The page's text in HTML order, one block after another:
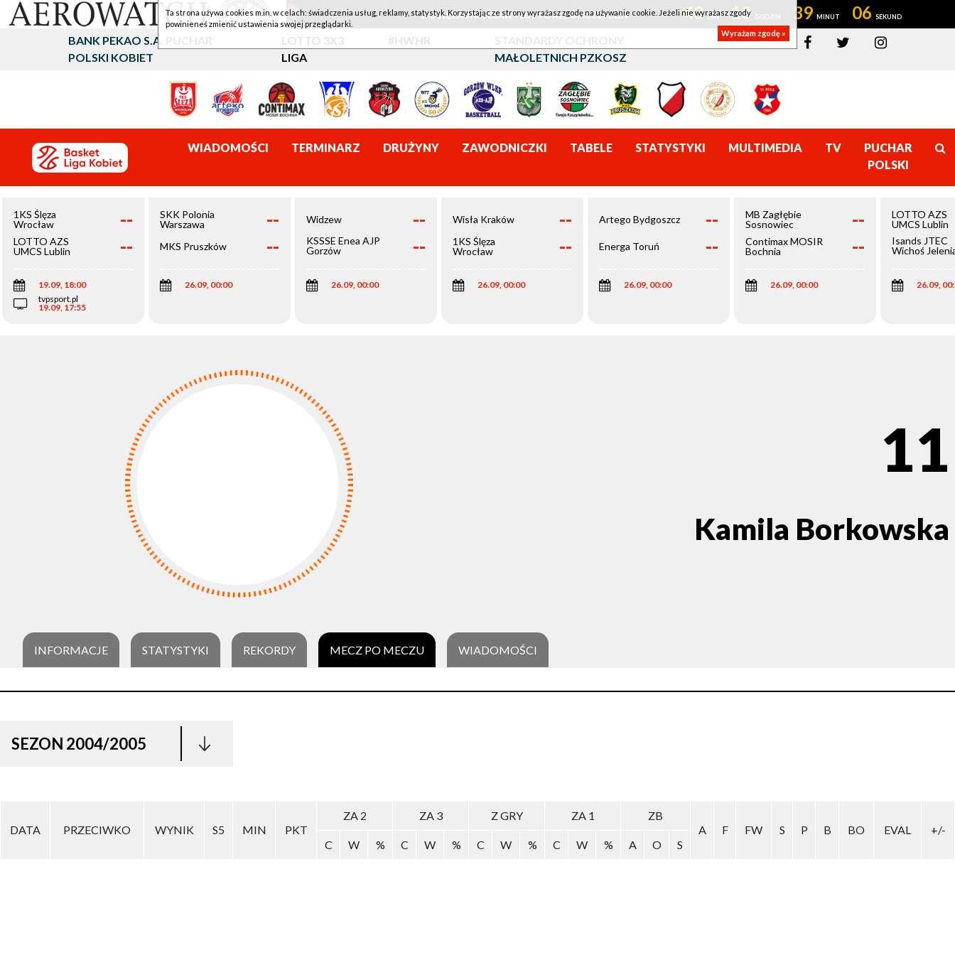
1KS ŚLĘZA WROCŁAW - LOTTO AZS UMCS LUBLIN 43 13 39 06
BANK PEKAO S.A. PUCHAR
POLSKI KOBIET
LOTTO 3X3
LIGA
#HWHR
STANDARDY OCHRONY
MAŁOLETNICH PZKOSZ
WIADOMOŚCI TERMINARZ DRUŻYNY ZAWODNICZKI TABELE STATYSTYKI MULTIMEDIA TV
PUCHAR
POLSKI
1KS Ślęza
Wrocław
--
LOTTO AZS
UMCS Lublin
--
19.09, 18:00
tvpsport.pl
19.09, 17:55
SKK Polonia
Warszawa
--
MKS Pruszków --
26.09, 00:00
Widzew --
KSSSE Enea AJP
Gorzów
--
26.09, 00:00
Wisła Kraków --
1KS Ślęza
Wrocław
--
26.09, 00:00
Artego Bydgoszcz --
Energa Toruń --
26.09, 00:00
MB Zagłębie
Sosnowiec
--
Contimax MOSIR
Bochnia
--
26.09, 00:00
LOTTO AZS
UMCS Lublin
Isands JTEC
Wichoś
26.09,
11
Kamila Borkowska
INFORMACJE STATYSTYKI REKORDY MECZ PO MECZU WIADOMOŚCI
SEZON 2004/2005
DATA PRZECIWKO WYNIK S5 MIN PKT
ZA 2 ZA 3 Z GRY ZA 1
ZB
A
F FW S P B BO EVAL
+/-
C
W % C W % C W % C W % A O S
Ta strona używa cookies m.in. w celach: świadczenia usług, reklamy, statystyk. Korzystając ze strony wyrażasz zgodę na używanie cookie. Jeżeli nie wyrażasz zgody
powinieneś zmienić ustawienia swojej przeglądarki.
Wyrażam zgodę »